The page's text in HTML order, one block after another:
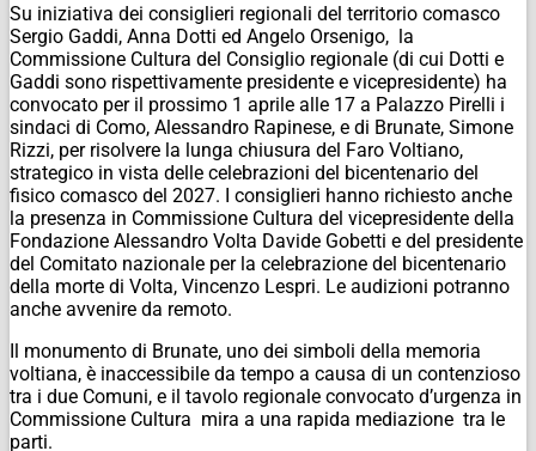
Su iniziativa dei consiglieri regionali del territorio comasco
Sergio Gaddi, Anna Dotti ed Angelo Orsenigo, la
Commissione Cultura del Consiglio regionale (di cui Dotti e
Gaddi sono rispettivamente presidente e vicepresidente) ha
convocato per il prossimo 1 aprile alle 17 a Palazzo Pirelli i
sindaci di Como, Alessandro Rapinese, e di Brunate, Simone
Rizzi, per risolvere la lunga chiusura del Faro Voltiano,
strategico in vista delle celebrazioni del bicentenario del
fisico comasco del 2027. I consiglieri hanno richiesto anche
la presenza in Commissione Cultura del vicepresidente della
Fondazione Alessandro Volta Davide Gobetti e del presidente
del Comitato nazionale per la celebrazione del bicentenario
della morte di Volta, Vincenzo Lespri. Le audizioni potranno
anche avvenire da remoto.
Il monumento di Brunate, uno dei simboli della memoria
voltiana, è inaccessibile da tempo a causa di un contenzioso
tra i due Comuni, e il tavolo regionale convocato d’urgenza in
Commissione Cultura mira a una rapida mediazione tra le
parti.